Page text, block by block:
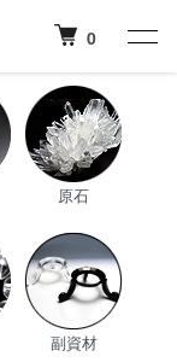
0
原石
副資材